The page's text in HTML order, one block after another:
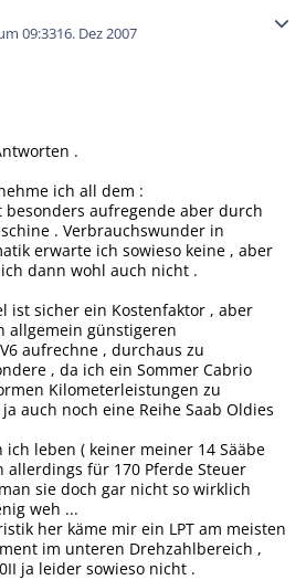
09:3316. Dez 2007
.
ich all dem :
besonders aufregende aber durch
. Verbrauchswunder in
erwarte ich sowieso keine , aber
dann wohl auch nicht .
ist sicher ein Kostenfaktor , aber
allgemein günstigeren
aufrechne , durchaus zu
, da ich ein Sommer Cabrio
Kilometerleistungen zu
auch noch eine Reihe Saab Oldies
leben ( keiner meiner 14 Sääbe
allerdings für 170 Pferde Steuer
sie doch gar nicht so wirklich
weh ...
her käme mir ein LPT am meisten
im unteren Drehzahlbereich ,
ja leider sowieso nicht .